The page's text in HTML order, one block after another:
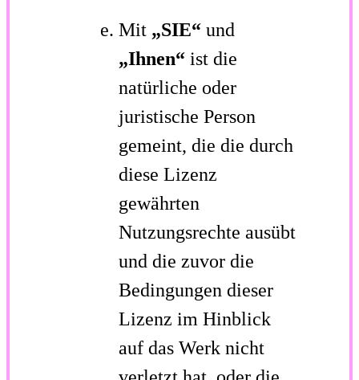
Mit „SIE“ und
„Ihnen“ ist die
natürliche oder
juristische Person
gemeint, die die durch
diese Lizenz
gewährten
Nutzungsrechte ausübt
und die zuvor die
Bedingungen dieser
Lizenz im Hinblick
auf das Werk nicht